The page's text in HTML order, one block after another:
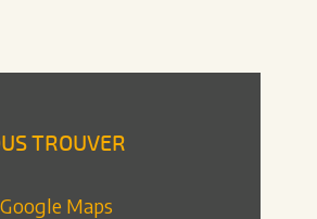
TROUVER
Google Maps